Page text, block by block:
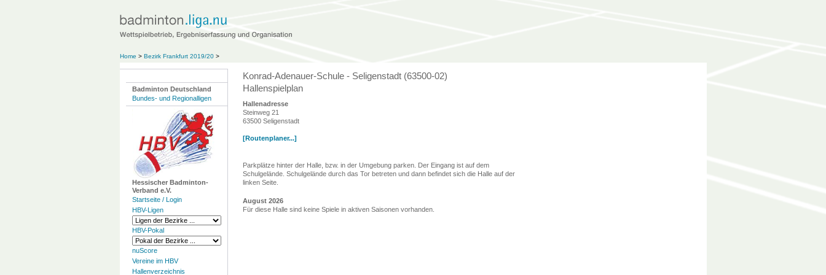
Home > Bezirk Frankfurt 2019/20>
Badminton Deutschland
Bundes- und Regionalligen
Hessischer Badminton-
Verband e.V.
Startseite / Login
HBV-Ligen
HBV-Pokal
nuScore
Vereine im HBV
Hallenverzeichnis
Konrad-Adenauer-Schule - Seligenstadt (63500-02)
Hallenspielplan
Hallenadresse
Steinweg 21
63500 Seligenstadt
[Routenplaner...]
Parkplätze hinter der Halle, bzw. in der Umgebung parken. Der Eingang ist auf dem
Schulgelände. Schulgelände durch das Tor betreten und dann befindet sich die Halle auf der
linken Seite.
August 2026
Für diese Halle sind keine Spiele in aktiven Saisonen vorhanden.